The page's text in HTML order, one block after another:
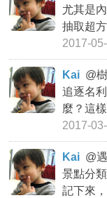
尤其是
抽取超方
2017-
Kai @
追逐名
麼？這
2017-
Kai @
景點分
記下來